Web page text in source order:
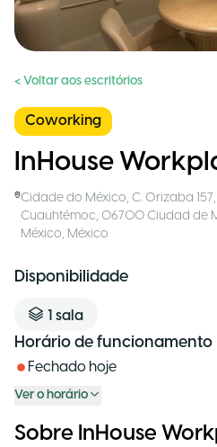
< Voltar aos escritórios
Coworking
InHouse
Cidade do México, C. Orizaba
Cuauhtémoc, 06700 Ciudad de
México, México
Disponibilidade
1 sala
Horário de funcionamento
Fechado hoje
Ver o horário
Sobre InHouse